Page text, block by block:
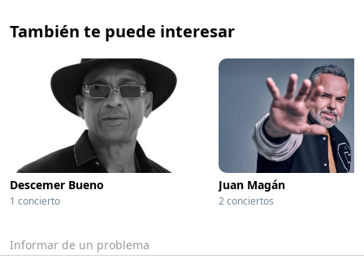
También te puede interesar
Descemer Bueno
1 concierto
Juan Magán
2 conciertos
Informar de un problema